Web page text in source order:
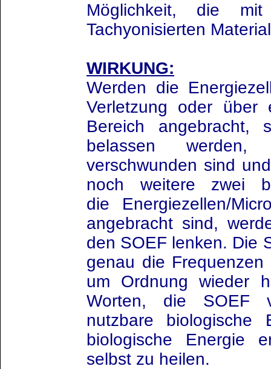
Möglichkeit, die
Tachyonisierten
WIRKUNG:
Werden die
Verletzung oder über
Bereich angebracht,
belassen
verschwunden sind
noch weitere zwei
die Energiezellen/
angebracht sind,
den SOEF lenken. Die
genau die
um Ordnung wieder
Worten, die SOEF
nutzbare biologische
biologische Energie
selbst zu heilen.